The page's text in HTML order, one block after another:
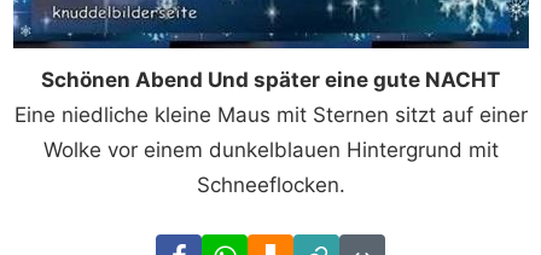
Schönen Abend Und später eine gute NACHT
Eine niedliche kleine Maus mit Sternen sitzt auf einer
Wolke vor einem dunkelblauen Hintergrund mit
Schneeflocken.
FacebookWhatsAppDownload